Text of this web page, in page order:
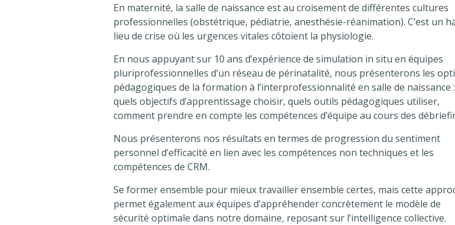
En maternité, la salle de naissance est au croisement de différentes cultures
professionnelles (obstétrique, pédiatrie, anesthésie-réanimation). C’est un
lieu de crise où les urgences vitales côtoient la physiologie.
En nous appuyant sur 10 ans d’expérience de simulation in situ en équipes
pluriprofessionnelles d’un réseau de périnatalité, nous présenterons les
pédagogiques de la formation à l’interprofessionnalité en salle de naissance :
quels objectifs d’apprentissage choisir, quels outils pédagogiques utiliser,
comment prendre en compte les compétences d’équipe au cours des
Nous présenterons nos résultats en termes de progression du sentiment
personnel d’efficacité en lien avec les compétences non techniques et les
compétences de CRM.
Se former ensemble pour mieux travailler ensemble certes, mais cette
permet également aux équipes d’appréhender concrètement le modèle de
sécurité optimale dans notre domaine, reposant sur l’intelligence collective.